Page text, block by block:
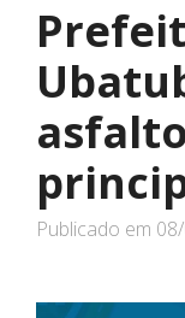
Publicado em